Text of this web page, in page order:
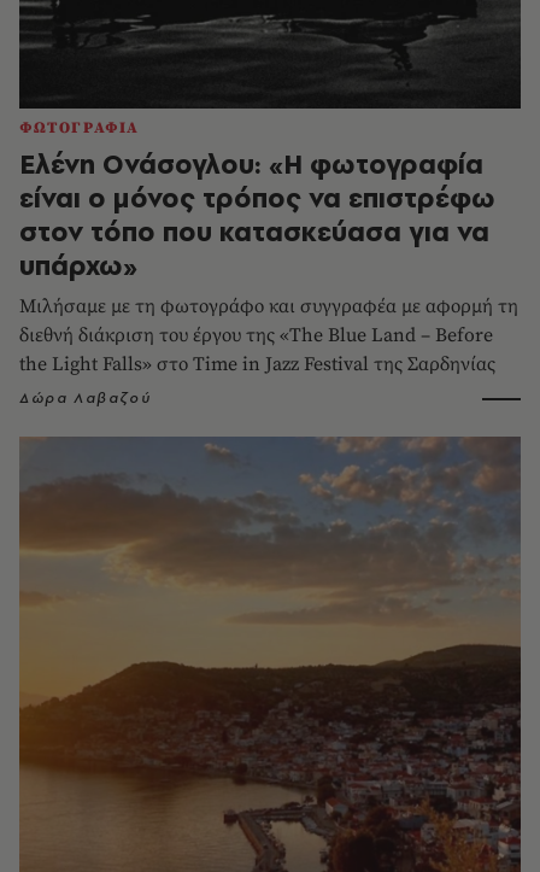
ΦΩΤΟΓΡΑΦΙΑ
Ελένη Ονάσογλου: «Η φωτογραφία
είναι ο μόνος τρόπος να επιστρέφω
στον τόπο που κατασκεύασα για να
υπάρχω»
Μιλήσαμε με τη φωτογράφο και συγγραφέα με αφορμή τη
διεθνή διάκριση του έργου της «The Blue Land – Before
the Light Falls» στο Time in Jazz Festival της Σαρδηνίας
Δώρα Λαβαζού